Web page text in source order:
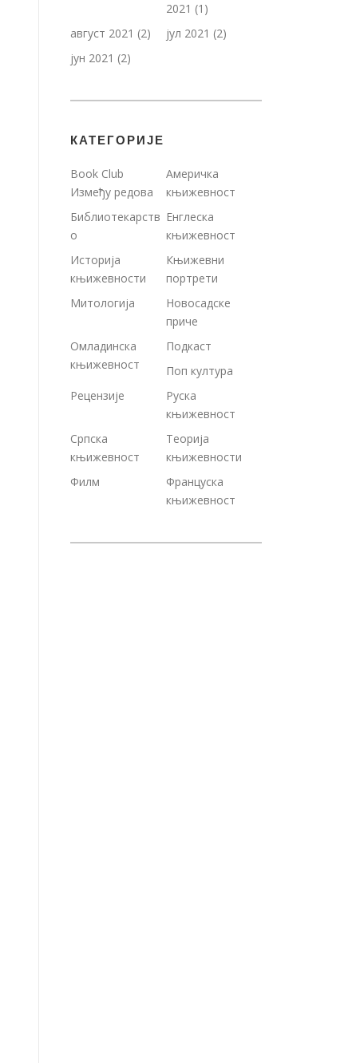
2021 (1)
август 2021 (2) јул 2021 (2)
јун 2021 (2)
КАТЕГОРИЈЕ
Book Club
Између редова
Америчка
књижевност
Библиотекарств
о
Енглеска
књижевност
Историја
књижевности
Књижевни
портрети
Митологија
Новосадске
приче
Омладинска
књижевност
Подкаст
Поп култура
Рецензије
Руска
књижевност
Српска
књижевност
Теорија
књижевности
Филм
Француска
књижевност